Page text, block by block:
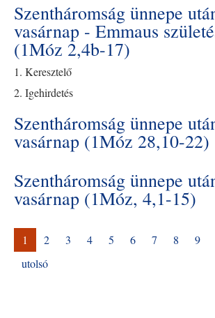
Szentháromság ünnepe
vasárnap - Emmaus
(1Móz 2,4b-17)
1. Keresztelő
2. Igehirdetés
Szentháromság ünnepe
vasárnap (1Móz 28,10-22)
Szentháromság ünnepe
vasárnap (1Móz, 4,1-15)
1 2 3 4 5 6 7 8 9
utolsó